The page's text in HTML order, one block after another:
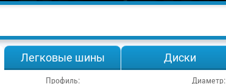
Легковые шины Диски
Профиль: Диаметр: